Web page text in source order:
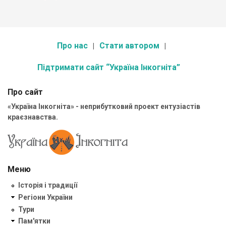
Про нас Стати автором
Підтримати сайт “Україна Інкогніта”
Про сайт
«Україна Інкогніта» - неприбутковий проект ентузіастів
краєзнавства.
Меню
Історія і традиції
Регіони України
Тури
Пам'ятки